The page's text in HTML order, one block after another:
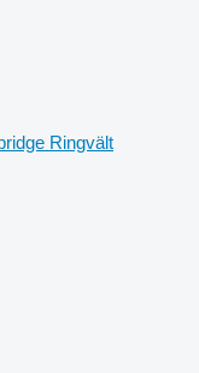
Ringvält